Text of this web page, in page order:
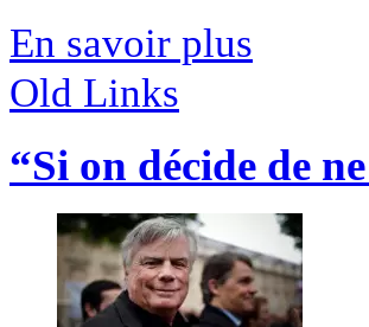
En savoir plus
Old Links
“Si on décide de